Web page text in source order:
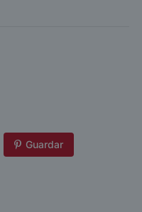
Guardar